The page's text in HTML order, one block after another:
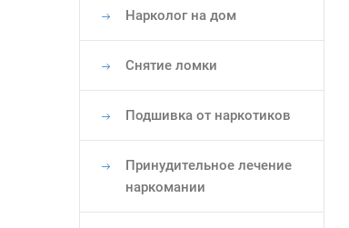
Нарколог на дом
Снятие ломки
Подшивка от наркотиков
Принудительное лечение
наркомании